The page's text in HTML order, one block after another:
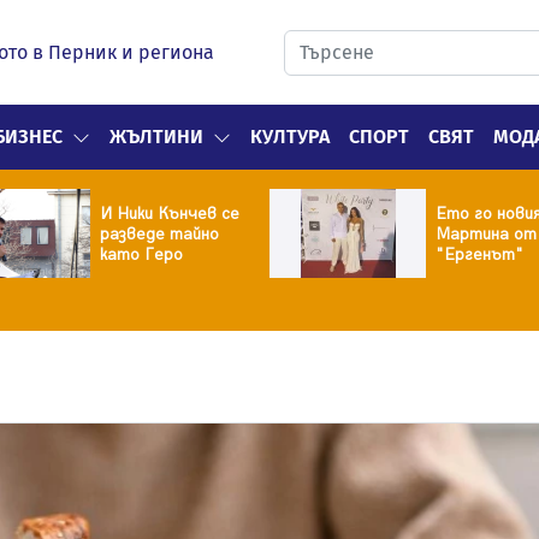
в Перник и региона
ЖЪЛТИНИ КУЛТУРА СПОРТ СВЯТ
И Ники Кънчев се
разведе тайно
като Геро
Ето го
Мартина от
"Ергенът"